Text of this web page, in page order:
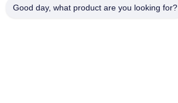
스마트 홈 마그네슘 부품 OEM
이메일: wj.hang@emt-tech-mg.com
Good day, what product are you looking for?